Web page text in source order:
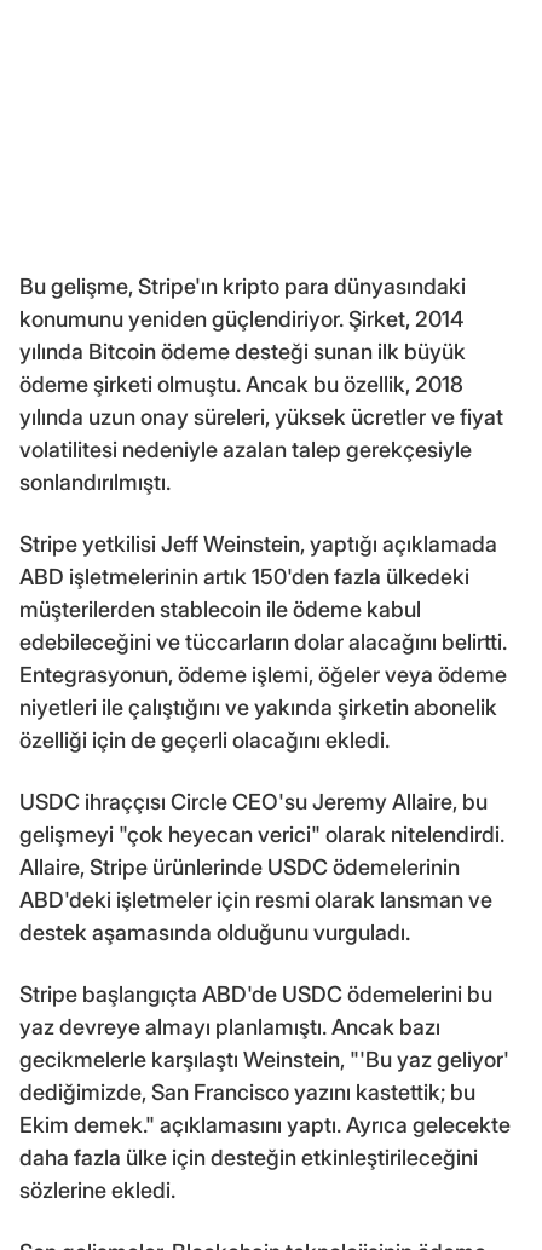
Bu gelişme, Stripe'ın kripto para dünyasındaki
konumunu yeniden güçlendiriyor. Şirket, 2014
yılında Bitcoin ödeme desteği sunan ilk büyük
ödeme şirketi olmuştu. Ancak bu özellik, 2018
yılında uzun onay süreleri, yüksek ücretler ve fiyat
volatilitesi nedeniyle azalan talep gerekçesiyle
sonlandırılmıştı.
Stripe yetkilisi Jeff Weinstein, yaptığı açıklamada
ABD işletmelerinin artık 150'den fazla ülkedeki
müşterilerden stablecoin ile ödeme kabul
edebileceğini ve tüccarların dolar alacağını belirtti.
Entegrasyonun, ödeme işlemi, öğeler veya ödeme
niyetleri ile çalıştığını ve yakında şirketin abonelik
özelliği için de geçerli olacağını ekledi.
USDC ihraççısı Circle CEO'su Jeremy Allaire, bu
gelişmeyi "çok heyecan verici" olarak nitelendirdi.
Allaire, Stripe ürünlerinde USDC ödemelerinin
ABD'deki işletmeler için resmi olarak lansman ve
destek aşamasında olduğunu vurguladı.
Stripe başlangıçta ABD'de USDC ödemelerini bu
yaz devreye almayı planlamıştı. Ancak bazı
gecikmelerle karşılaştı Weinstein, "'Bu yaz geliyor'
dediğimizde, San Francisco yazını kastettik; bu
Ekim demek." açıklamasını yaptı. Ayrıca gelecekte
daha fazla ülke için desteğin etkinleştirileceğini
sözlerine ekledi.